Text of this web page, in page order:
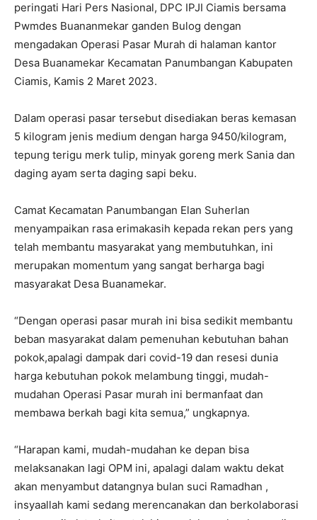
peringati Hari Pers Nasional, DPC IPJI Ciamis bersama
Pwmdes Buananmekar ganden Bulog dengan
mengadakan Operasi Pasar Murah di halaman kantor
Desa Buanamekar Kecamatan Panumbangan Kabupaten
Ciamis, Kamis 2 Maret 2023.
Dalam operasi pasar tersebut disediakan beras kemasan
5 kilogram jenis medium dengan harga 9450/kilogram,
tepung terigu merk tulip, minyak goreng merk Sania dan
daging ayam serta daging sapi beku.
Camat Kecamatan Panumbangan Elan Suherlan
menyampaikan rasa erimakasih kepada rekan pers yang
telah membantu masyarakat yang membutuhkan, ini
merupakan momentum yang sangat berharga bagi
masyarakat Desa Buanamekar.
“Dengan operasi pasar murah ini bisa sedikit membantu
beban masyarakat dalam pemenuhan kebutuhan bahan
pokok,apalagi dampak dari covid-19 dan resesi dunia
harga kebutuhan pokok melambung tinggi, mudah-
mudahan Operasi Pasar murah ini bermanfaat dan
membawa berkah bagi kita semua,” ungkapnya.
“Harapan kami, mudah-mudahan ke depan bisa
melaksanakan lagi OPM ini, apalagi dalam waktu dekat
akan menyambut datangnya bulan suci Ramadhan ,
insyaallah kami sedang merencanakan dan berkolaborasi